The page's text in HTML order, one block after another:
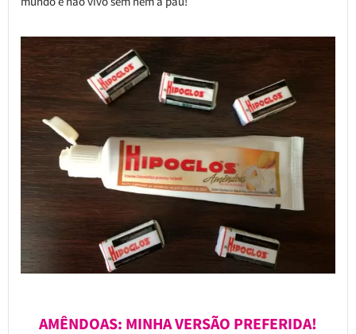
AMÊNDOAS: MINHA VERSÃO PREFERIDA!